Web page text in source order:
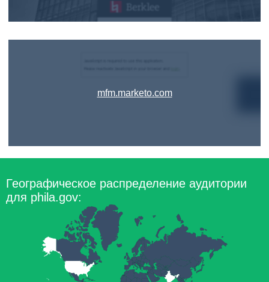
mfm.marketo.com
Географическое распределение аудитории
для phila.gov: